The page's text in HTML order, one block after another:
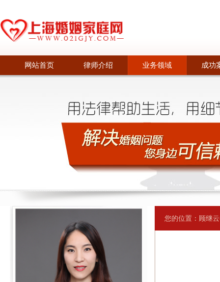
网站首页 律师介绍 业务领域 成功
您的位置： 顾继